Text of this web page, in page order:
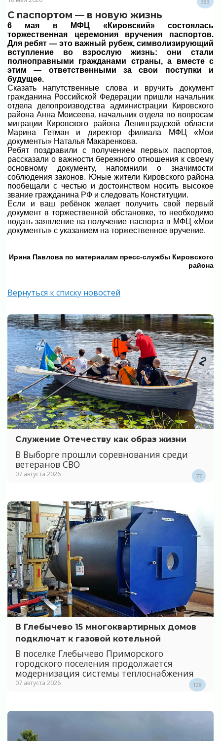
383
С паспортом — в новую жизнь
6 мая в МФЦ «Кировский» состоялась
торжественная церемония вручения паспортов.
Для ребят — это важный рубеж, символизирующий
вступление во взрослую жизнь: они стали
полноправными гражданами страны, а вместе с
этим — ответственными за свои поступки и
будущее.
Сказать напутственные слова и вручить документ
гражданина Российской Федерации пришли начальник
отдела делопроизводства администрации Кировского
района Анна Моисеева, начальник отдела по вопросам
миграции Кировского района Ленинградской области
Марина Гетман и директор филиала МФЦ «Мои
документы» Наталья Макаренкова.
Ребят поздравили с получением первых паспортов,
рассказали о важности бережного отношения к своему
основному документу, напомнили о значимости
соблюдения законов. Юные жители Кировского района
пообещали с честью и достоинством носить высокое
звание гражданина РФ и следовать Конституции.
Если и ваш ребёнок желает получить свой первый
документ в торжественной обстановке, то необходимо
подать заявление на получение паспорта в МФЦ «Мои
документы» с указанием на торжественное вручение.
Ирина Павлова по материалам пресс-службы Кировского
района
Вернуться к списку новостей
Служение Отечеству как образ жизни
В Выборге прошли соревнования среди
ветеранов СВО
07 августа 2026 77
В Глебычево 15 многоквартирных домов
подключат к газовой котельной
В поселке Глебычево Приморского
городского поселения продолжается
модернизация системы теплоснабжения
07 августа 2026 128